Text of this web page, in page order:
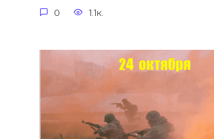
0 1.1к.